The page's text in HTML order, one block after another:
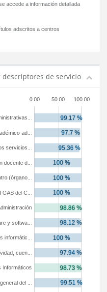
accede a información detallada
adscritos a centros
de servicio
0.00 50.00 100.00
del ...
Informáticos
cuen...
informátic...
y softwa...
del C...
(órgano...
docente d...
servicios...
ad...